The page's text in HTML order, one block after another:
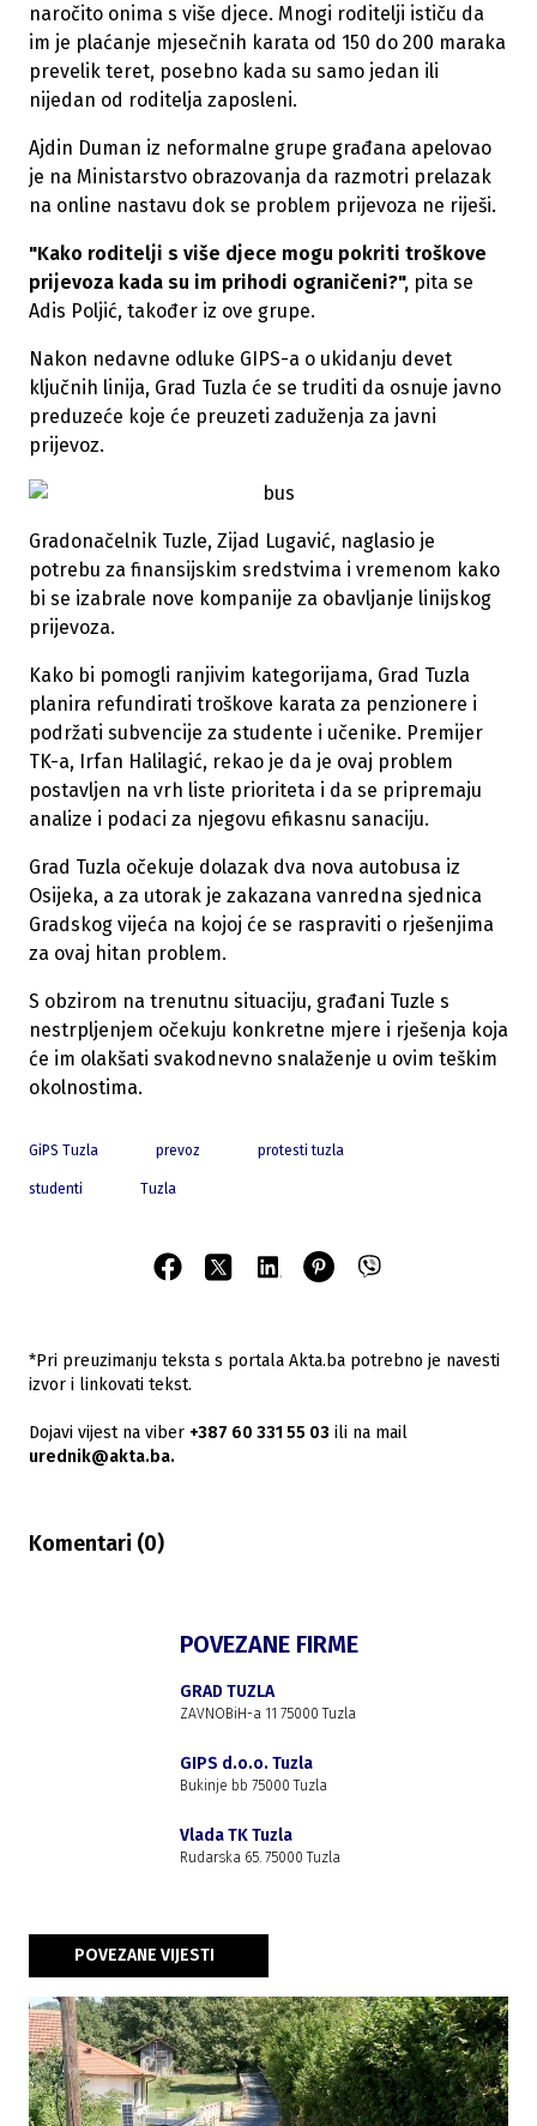
naročito onima s više djece. Mnogi roditelji ističu da
im je plaćanje mjesečnih karata od 150 do 200 maraka
prevelik teret, posebno kada su samo jedan ili
nijedan od roditelja zaposleni.
Ajdin Duman iz neformalne grupe građana apelovao
je na Ministarstvo obrazovanja da razmotri prelazak
na online nastavu dok se problem prijevoza ne riješi.
"Kako roditelji s više djece mogu pokriti troškove
prijevoza kada su im prihodi ograničeni?", pita se
Adis Poljić, također iz ove grupe.
Nakon nedavne odluke GIPS-a o ukidanju devet
ključnih linija, Grad Tuzla će se truditi da osnuje javno
preduzeće koje će preuzeti zaduženja za javni
prijevoz.
Gradonačelnik Tuzle, Zijad Lugavić, naglasio je
potrebu za finansijskim sredstvima i vremenom kako
bi se izabrale nove kompanije za obavljanje linijskog
prijevoza.
Kako bi pomogli ranjivim kategorijama, Grad Tuzla
planira refundirati troškove karata za penzionere i
podržati subvencije za studente i učenike. Premijer
TK-a, Irfan Halilagić, rekao je da je ovaj problem
postavljen na vrh liste prioriteta i da se pripremaju
analize i podaci za njegovu efikasnu sanaciju.
Grad Tuzla očekuje dolazak dva nova autobusa iz
Osijeka, a za utorak je zakazana vanredna sjednica
Gradskog vijeća na kojoj će se raspraviti o rješenjima
za ovaj hitan problem.
S obzirom na trenutnu situaciju, građani Tuzle s
nestrpljenjem očekuju konkretne mjere i rješenja koja
će im olakšati svakodnevno snalaženje u ovim teškim
okolnostima.
GiPS Tuzla prevoz protesti tuzla
studenti Tuzla
*Pri preuzimanju teksta s portala Akta.ba potrebno je navesti
izvor i linkovati tekst.
Dojavi vijest na viber +387 60 331 55 03 ili na mail
urednik@akta.ba.
Komentari (0)
POVEZANE FIRME
GRAD TUZLA
ZAVNOBiH-a 11 75000 Tuzla
GIPS d.o.o. Tuzla
Bukinje bb 75000 Tuzla
Vlada TK Tuzla
Rudarska 65. 75000 Tuzla
POVEZANE VIJESTI